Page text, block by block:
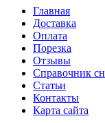
Главная
Доставка
Оплата
Порезка
Отзывы
Справочник
Статьи
Контакты
Карта сайта